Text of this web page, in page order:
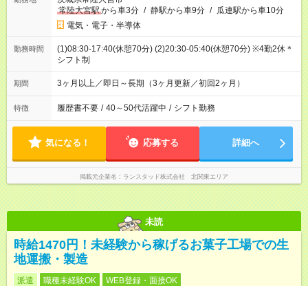
常陸大宮駅から車3分 / 静駅から車9分 / 瓜連駅から車10分
電気・電子・半導体
勤務時間
(1)08:30-17:40(休憩70分) (2)20:30-05:40(休憩70分) ※4勤2休＊
シフト制
期間 3ヶ月以上／即日～長期（3ヶ月更新／初回2ヶ月）
特徴 履歴書不要 / 40～50代活躍中 / シフト勤務
気になる！ 応募する 詳細へ
掲載元企業名 ランスタッド株式会社 北関東エリア
未読
時給1470円！未経験から稼げるお菓子工場での生
地運搬・製造
派遣 職種未経験OK WEB登録・面接OK